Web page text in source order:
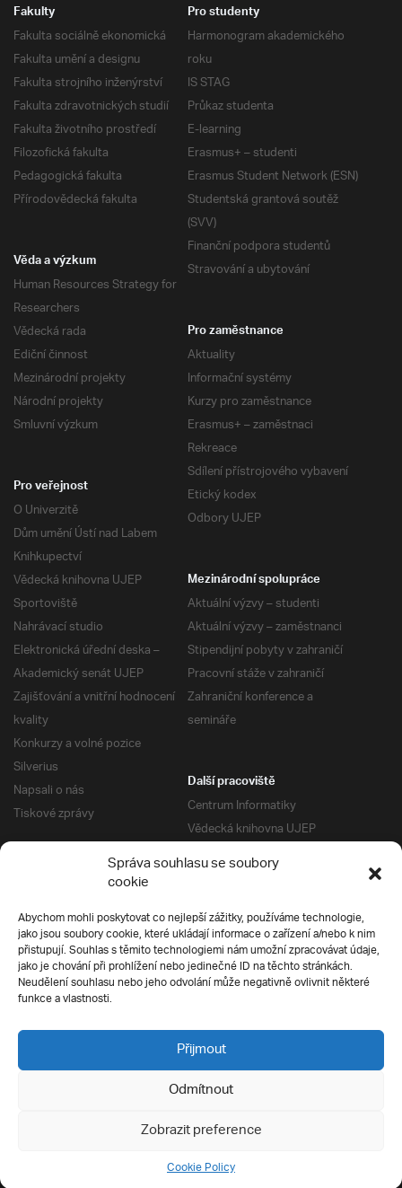
Správa souhlasu se soubory
cookie
Abychom mohli poskytovat co nejlepší zážitky, používáme technologie,
jako jsou soubory cookie, které ukládají informace o zařízení a/nebo k nim
přistupují. Souhlas s těmito technologiemi nám umožní zpracovávat údaje,
jako je chování při prohlížení nebo jedinečné ID na těchto stránkách.
Neudělení souhlasu nebo jeho odvolání může negativně ovlivnit některé
funkce a vlastnosti.
Přijmout
Odmítnout
Zobrazit preference
Cookie Policy
Fakulty
Fakulta sociálně ekonomická
Fakulta umění a designu
Fakulta strojního inženýrství
Fakulta zdravotnických studií
Fakulta životního prostředí
Filozofická fakulta
Pedagogická fakulta
Přírodovědecká fakulta
Pro studenty
Harmonogram akademického
roku
IS STAG
Průkaz studenta
E-learning
Erasmus+ – studenti
Erasmus Student Network (ESN)
Studentská grantová soutěž
(SVV)
Finanční podpora studentů
Stravování a ubytování
Věda a výzkum
Human Resources Strategy for
Researchers
Vědecká rada
Ediční činnost
Mezinárodní projekty
Národní projekty
Smluvní výzkum
Pro zaměstnance
Aktuality
Informační systémy
Kurzy pro zaměstnance
Erasmus+ – zaměstnaci
Rekreace
Sdílení přístrojového vybavení
Etický kodex
Odbory UJEP
Pro veřejnost
O Univerzitě
Dům umění Ústí nad Labem
Knihkupectví
Vědecká knihovna UJEP
Sportoviště
Nahrávací studio
Elektronická úřední deska –
Akademický senát UJEP
Zajišťování a vnitřní hodnocení
kvality
Konkurzy a volné pozice
Silverius
Napsali o nás
Tiskové zprávy
Mezinárodní spolupráce
Aktuální výzvy – studenti
Aktuální výzvy – zaměstnanci
Stipendijní pobyty v zahraničí
Pracovní stáže v zahraničí
Zahraniční konference a
semináře
Další pracoviště
Centrum Informatiky
Vědecká knihovna UJEP
Správa kolejí a menz
Univerzitní centrum podpory
Silverius
Pro uchazeče
Přijímací řízení
E-prihlaska
Přípravné kurzy
Ochrana soukromí
Všechna práva vyhrazena